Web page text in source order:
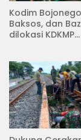
Kodim
Baksos, dan
dilokasi KDKMP